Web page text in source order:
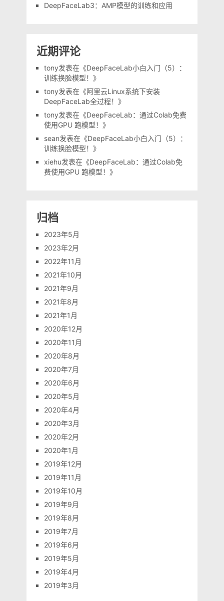
DeepFaceLab3：AMP模型的训练和应用
近期评论
tony发表在《DeepFaceLab小白入门（5）：
训练换脸模型！ 》
tony发表在《阿里云Linux系统下安装
DeepFaceLab全过程！ 》
tony发表在《DeepFaceLab：通过Colab免费
使用GPU 跑模型！ 》
sean发表在《DeepFaceLab小白入门（5）：
训练换脸模型！ 》
xiehu发表在《DeepFaceLab：通过Colab免
费使用GPU 跑模型！ 》
归档
2023年5月
2023年2月
2022年11月
2021年10月
2021年9月
2021年8月
2021年1月
2020年12月
2020年11月
2020年8月
2020年7月
2020年6月
2020年5月
2020年4月
2020年3月
2020年2月
2020年1月
2019年12月
2019年11月
2019年10月
2019年9月
2019年8月
2019年7月
2019年6月
2019年5月
2019年4月
2019年3月